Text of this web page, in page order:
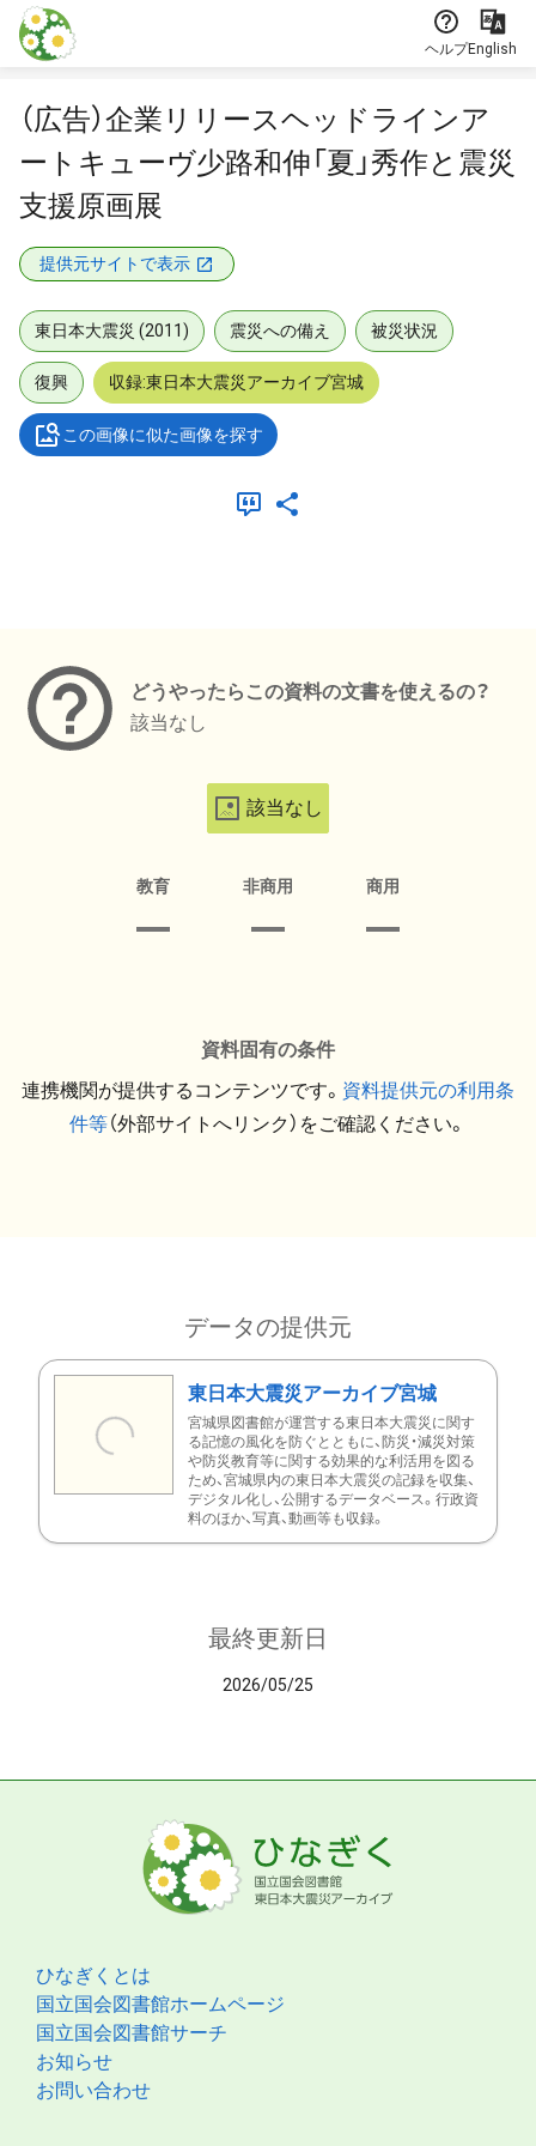
本文に飛ぶ
ヘルプEnglish
（広告）企業リリースヘッドラインア
ートキューヴ少路和伸「夏」秀作と震災
支援原画展
提供元サイトで表示
東日本大震災 (2011) 震災への備え 被災状況
復興 収録:東日本大震災アーカイブ宮城
この画像に似た画像を探す
どうやったらこの資料の文書を使えるの？
該当なし
該当なし
教育 非商用 商用
資料固有の条件
連携機関が提供するコンテンツです。 資料提供元の利用条
件等（外部サイトへリンク）をご確認ください。
データの提供元
東日本大震災アーカイブ宮城
宮城県図書館が運営する東日本大震災に関す
る記憶の風化を防ぐとともに、防災・減災対策
や防災教育等に関する効果的な利活用を図る
ため、宮城県内の東日本大震災の記録を収集、
デジタル化し、公開するデータベース。行政資
料のほか、写真、動画等も収録。
最終更新日
2026/05/25
ひなぎくとは
国立国会図書館ホームページ
国立国会図書館サーチ
お知らせ
お問い合わせ